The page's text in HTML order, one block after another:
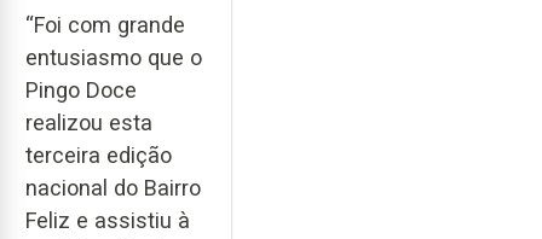
“Foi com grande
entusiasmo que o
Pingo Doce
realizou esta
terceira edição
nacional do Bairro
Feliz e assistiu à